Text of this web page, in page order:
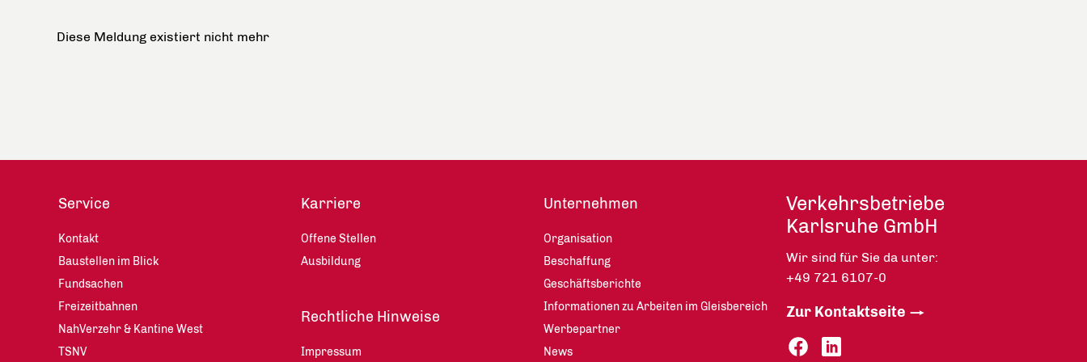
Diese Meldung existiert nicht mehr
Service
Kontakt
Baustellen im Blick
Fundsachen
Freizeitbahnen
NahVerzehr & Kantine West
TSNV
Karriere
Offene Stellen
Ausbildung
Rechtliche Hinweise
Impressum
Unternehmen
Organisation
Beschaffung
Geschäftsberichte
Informationen zu Arbeiten im Gleisbereich
Werbepartner
News
Verkehrsbetriebe
Karlsruhe GmbH
Wir sind für Sie da unter:
+49 721 6107-0
Zur Kontaktseite